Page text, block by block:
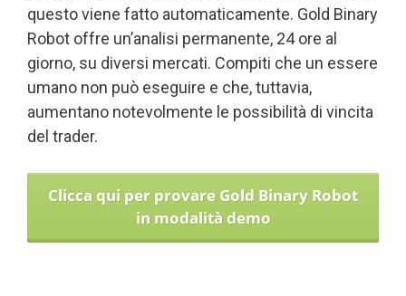
questo viene fatto automaticamente. Gold Binary
Robot offre un’analisi permanente, 24 ore al
giorno, su diversi mercati. Compiti che un essere
umano non può eseguire e che, tuttavia,
aumentano notevolmente le possibilità di vincita
del trader.
Clicca qui per provare Gold Binary Robot
in modalità demo